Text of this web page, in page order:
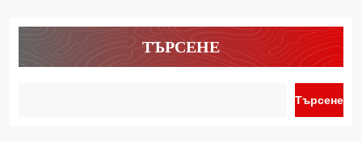
ТЪРСЕНЕ
Търсене